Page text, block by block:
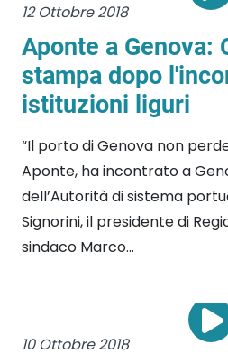
12 Ottobre 2018
Aponte a Genova:
stampa dopo
istituzioni liguri
“Il porto di Genova non
Aponte, ha incontrato a
dell’Autorità di sistema
Signorini, il presidente di
sindaco Marco...
10 Ottobre 2018